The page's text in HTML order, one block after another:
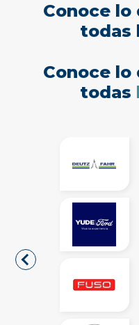
Conoce
todas
Conoce
todas